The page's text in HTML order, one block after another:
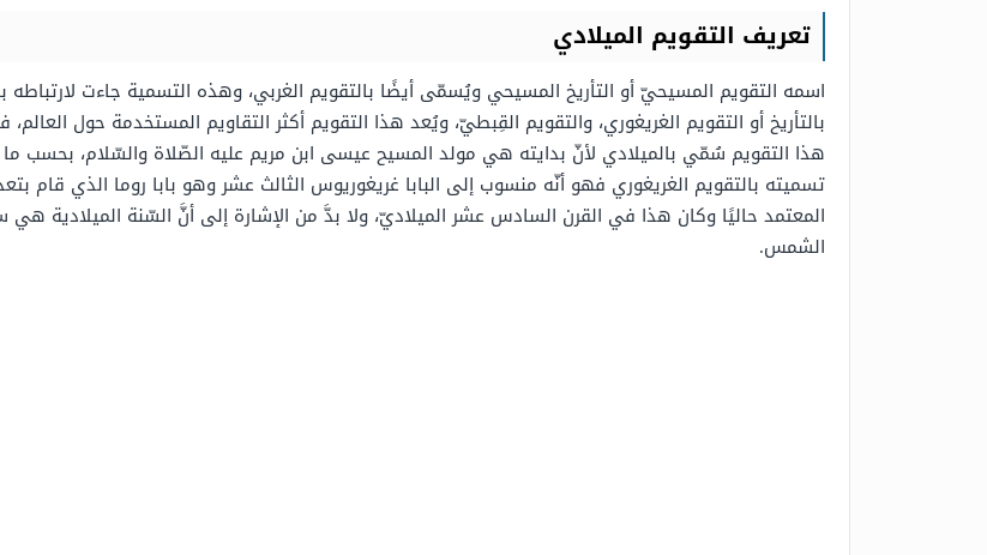
تعريف التقويم الميلادي
اسمه التقويم المسيحيّ أو التأريخ المسيحي ويُسمّى أيضًا بالتقويم الغربي، وهذه التسمية جاءت لارتباطه
بالتأريخ أو التقويم الغريغوري، والتقويم القِبطيّ، ويُعد هذا التقويم أكثر التقاويم المستخدمة حول
هذا التقويم سُمّي بالميلادي لأنّ بدايته هي مولد المسيح عيسى ابن مريم عليه الصّلاة والسّلام، بحسب
تسميته بالتقويم الغريغوري فهو أنّه منسوب إلى البابا غريغوريوس الثالث عشر وهو بابا روما الذي قام
المعتمد حاليًا وكان هذا في القرن السادس عشر الميلاديّ، ولا بدَّ من الإشارة إلى أنَّ السّنة
الشمس.